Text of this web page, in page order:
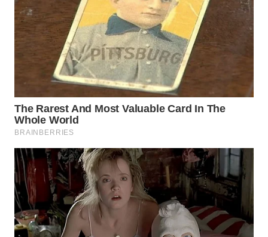
WN
TAPANULI
SAMOSIR
WN
LAWAS
WN
SUMEDANG
WN